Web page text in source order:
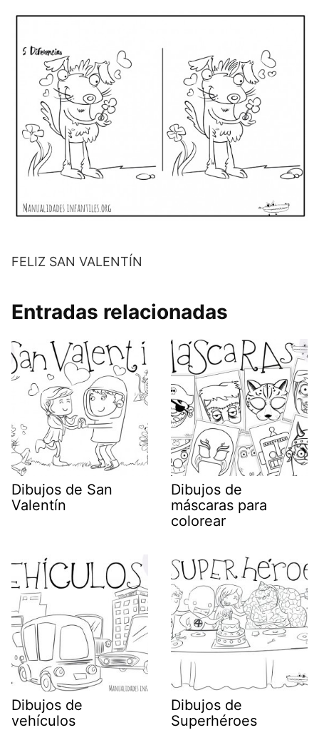
FELIZ SAN VALENTÍN
Entradas relacionadas
Dibujos de San
Valentín
Dibujos de
máscaras para
colorear
Dibujos de
vehículos
Dibujos de
Superhéroes